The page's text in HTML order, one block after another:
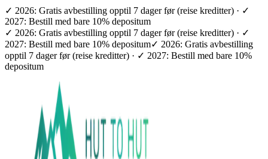
✓ 2026: Gratis avbestilling opptil 7 dager før (reise kreditter) · ✓
2027: Bestill med bare 10% depositum
✓ 2026: Gratis avbestilling opptil 7 dager før (reise kreditter) · ✓
2027: Bestill med bare 10% depositum✓ 2026: Gratis avbestilling
opptil 7 dager før (reise kreditter) · ✓ 2027: Bestill med bare 10%
depositum